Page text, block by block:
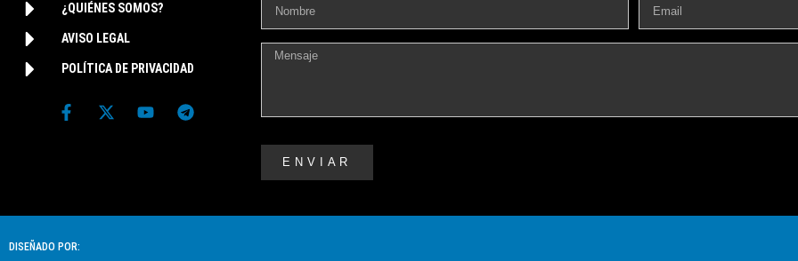
¿QUIÉNES SOMOS?
AVISO LEGAL
POLÍTICA DE PRIVACIDAD
ENVIAR
DISEÑADO POR: